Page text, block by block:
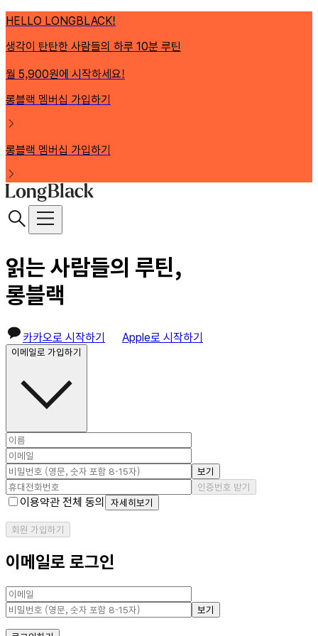
HELLO LONGBLACK!
생각이 탄탄한 사람들의 하루 10분 루틴
월 5,900원에 시작하세요!
롱블랙 멤버십 가입하기
롱블랙 멤버십 가입하기
읽는 사람들의 루틴,
롱블랙
카카오로 시작하기 Apple로 시작하기
이메일로 가입하기
보기
인증번호 받기
이용약관 전체 동의 자세히보기
회원 가입하기
이메일로 로그인
보기